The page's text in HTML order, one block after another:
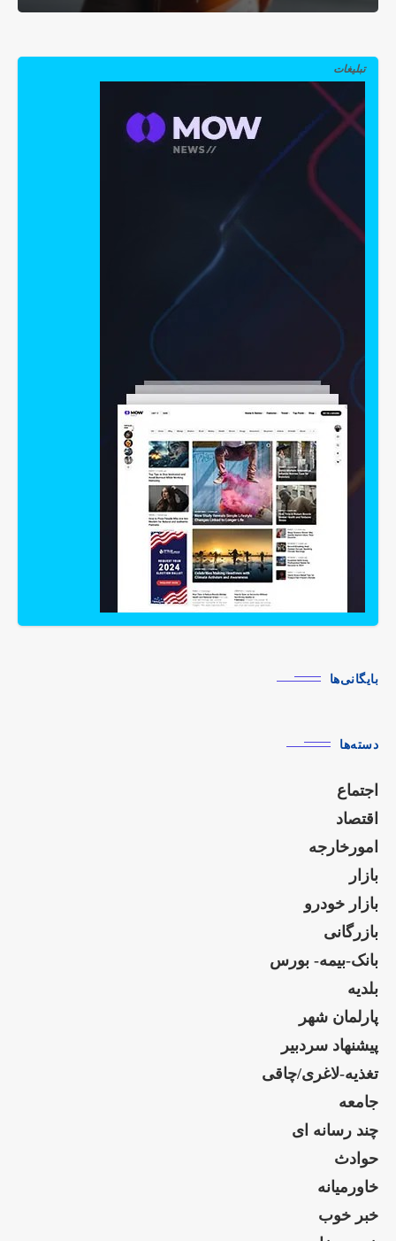
تبلیغات
بایگانی‌ها
دسته‌ها
اجتماع
اقتصاد
امورخارجه
بازار
بازار خودرو
بازرگانی
بانک-بیمه- بورس
بلدیه
پارلمان شهر
پیشنهاد سردبیر
تغذیه-لاغری/چاقی
جامعه
چند رسانه ای
حوادث
خاورمیانه
خبر خوب